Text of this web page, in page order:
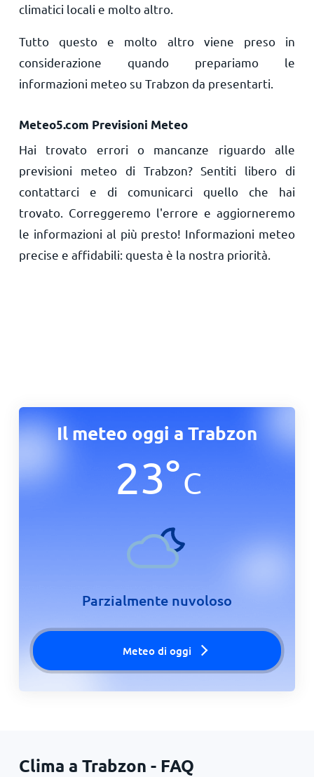
climatici locali e molto altro.
Tutto questo e molto altro viene preso in
considerazione quando prepariamo le
informazioni meteo su Trabzon da presentarti.
Meteo5.com Previsioni Meteo
Hai trovato errori o mancanze riguardo alle
previsioni meteo di Trabzon? Sentiti libero di
contattarci e di comunicarci quello che hai
trovato. Correggeremo l'errore e aggiorneremo
le informazioni al più presto! Informazioni meteo
precise e affidabili: questa è la nostra priorità.
Il meteo oggi a Trabzon
23°C
Parzialmente nuvoloso
Meteo di oggi
Clima a Trabzon - FAQ